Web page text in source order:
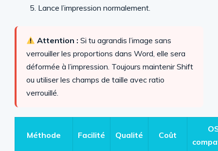
Lance l’impression normalement.
Attention : Si tu agrandis l’image sans
verrouiller les proportions dans Word, elle sera
déformée à l’impression. Toujours maintenir Shift
ou utiliser les champs de taille avec ratio
verrouillé.
Méthode Facilité Qualité Coût